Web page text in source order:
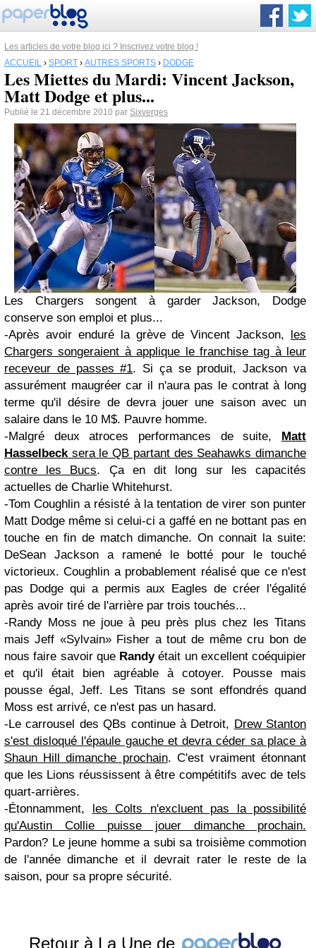
Les articles de votre blog ici ? Inscrivez votre blog !
ACCUEIL › SPORT › AUTRES SPORTS › DODGE
Les Miettes du Mardi: Vincent Jackson,
Matt Dodge et plus...
Publié le 21 décembre 2010 par Sixverges
Les Chargers songent à garderJackson, Dodge
conserve son emploi et plus...
-Après avoir enduré la grève de Vincent Jackson, les
Chargers songeraient à applique le franchise tag à leur
receveur de passes #1. Si ça se produit, Jackson va
assurément maugréer car il n'aura pas le contrat à long
terme qu'il désire de devra jouer une saison avec un
salaire dans le 10 M$. Pauvre homme.
-Malgré deux atroces performances de suite, Matt
Hasselbecksera le QB partant des Seahawks dimanche
contre les Bucs. Ça en dit long sur les capacités
actuelles de Charlie Whitehurst.
-Tom Coughlin a résisté à la tentation de virer son punter
Matt Dodge même si celui-ci a gaffé en ne bottant pas en
touche en fin de match dimanche. On connait la suite:
DeSean Jackson a ramené le botté pour le touché
victorieux. Coughlin a probablement réalisé que ce n'est
pas Dodge qui a permis aux Eagles de créer l'égalité
après avoir tiré de l'arrière par trois touchés...
-Randy Moss ne joue à peu près plus chez les Titans
mais Jeff «Sylvain» Fisher a tout de même cru bon de
nous faire savoir que Randyétait un excellent coéquipier
et qu'il était bien agréable à cotoyer. Pousse mais
pousse égal, Jeff. Les Titans se sont effondrés quand
Moss est arrivé, ce n'est pas un hasard.
-Le carrousel des QBs continue à Detroit, Drew Stanton
s'est disloqué l'épaule gauche et devra céder sa place à
Shaun Hill dimanche prochain. C'est vraiment étonnant
que les Lions réussissent à être compétitifs avec de tels
quart-arrières.
-Étonnamment, les Colts n'excluent pas la possibilité
qu'Austin Collie puisse jouer dimanche prochain.
Pardon? Le jeune homme a subi sa troisième commotion
de l'année dimanche et il devrait rater le reste de la
saison, pour sa propre sécurité.
Retour à La Une de